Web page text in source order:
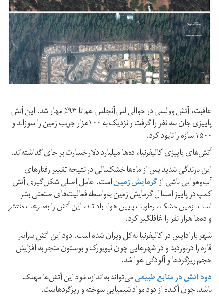
عاقبت، آتش وولسی در حوالی لس‌آنجلس هم تا ۹۳٪ مهار شد. این آتش
پاییزی جان سه نفر را گرفت و نزدیک به ۱۰۰هزار جریب زمین را سوزاند و
۱۵۰۰ سازه را نابود کرد.
آتش‌های پاییزی کالیفرنیا، ده‌ها میلیارد دلار خسارت بر جای گذاشته‌اند.
این بارندگی شدید پس از ماه‌ها خشکسالی در نتیجه تغییر رفتارهای
آب‌وهوایی ناشی ازگرمایش زمیناست. عامل اصلی شکل‌گیری آتش
کمپ در پاییز امسال گرمایش زمین به‌واسطه فعالیت‌های صنعتی بشر
است. زمین خشک، رطوبت پایین هوا، باد تند، این آتش را به‌سرعت منتشر
و ده‌ها هزار نفر را غافلگیر کرد.
شهر پارادایس در کالیفرنیا به‌کل ویران شده است. دود این آتش سراسر
قاره را درنوردید و در شهرهایی چون نیویورک و بوستون منجر به افزایش
حجم ریزگردها و آلودگی هوا شد.
دود آتش‌ در منابع طبیعیمی‌تواند به‌اندازه خود این آتش‌ها مهلک
باشد، چون آکنده از دود مواد شیمیایی سوخته و ریزگردهاست.